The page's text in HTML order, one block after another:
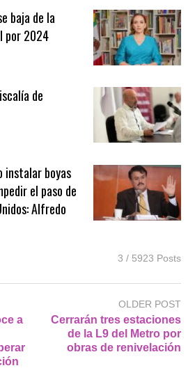
baja de la
por 2024
de
instalar boyas
el paso de
Alfredo
3 / 5923 Posts
a
OLDER POST
Cerrarán tres estaciones
de la L9 del Metro por
obras de renivelación